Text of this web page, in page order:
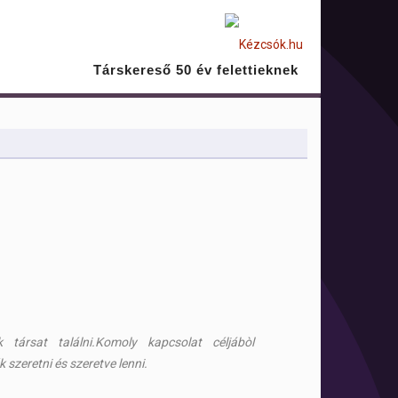
Társkereső 50 év felettieknek
társat találni.Komoly kapcsolat céljábòl
szeretni és szeretve lenni.